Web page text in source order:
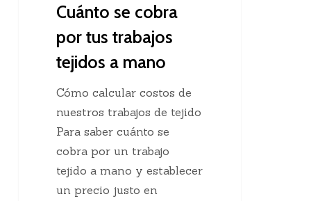
Cuánto se cobra
por tus trabajos
tejidos a mano
Cómo calcular costos de
nuestros trabajos de tejido
Para saber cuánto se
cobra por un trabajo
tejido a mano y establecer
un precio justo en